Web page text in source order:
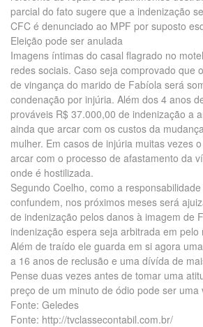
parcial do fato sugere que a indenização
CFC é denunciado ao MPF por suposto
Eleição pode ser anulada
Imagens íntimas do casal flagrado no
redes sociais. Caso seja comprovado que
de vingança do marido de Fabíola será
condenação por injúria. Além dos 4 anos
prováveis R$ 37.000,00 de indenização a
ainda que arcar com os custos da
mulher. Em casos de injúria muitas vezes
arcar com o processo de afastamento da
onde é hostilizada.
Segundo Coelho, como a
confundem, nos próximos meses será
de indenização pelos danos à imagem de
indenização espera seja arbitrada em
Além de traído ele guarda em si agora
a 16 anos de reclusão e uma dívída de
Pense duas vezes antes de tomar uma
preço de um minuto de ódio pode ser uma
Fonte: Geledes
Fonte: http://tvclassecontabil.com.br/